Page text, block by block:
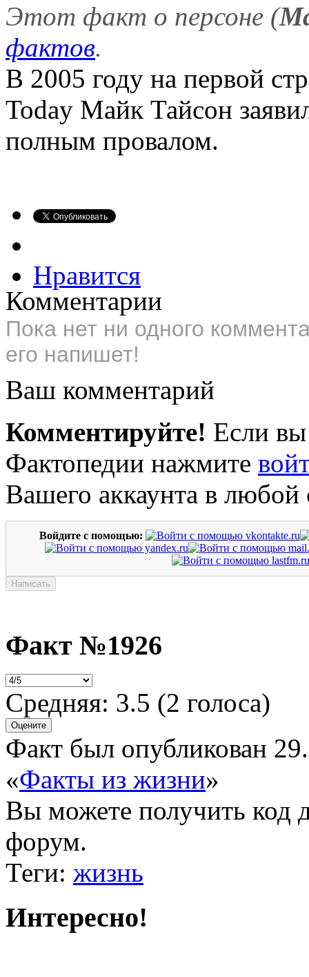
Этот факт о персоне (
фактов.
В 2005 году на первой
Today Майк Тайсон
полным провалом.
Нравится
Комментарии
Пока нет ни одного
его напишет!
Ваш комментарий
Комментируйте! Если вы
Фактопедии нажмите
Вашего аккаунта в любой
Войдите с помощью:
Факт №1926
Средняя: 3.5 (2 голоса)
Факт был опубликован
«Факты из жизни»
Вы можете получить код
форум.
Теги: жизнь
Интересно!